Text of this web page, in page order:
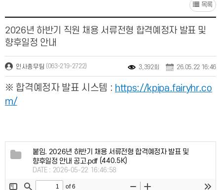
목록
2026년 하반기 직원 채용 서류전형 합격예정자 발표 및
향후일정 안내
인사총무팀 (063-219-2722) 3,392회 26.05.22 16:46
※ 합격예정자 발표 시스템 : https://kpipa.fairyhr.co
m/
붙임. 2026년 하반기 채용 서류전형 합격예정자 발표 및
향후일정 안내 공고.pdf (440.5K)
DATE : 2026-05-22 16:46:58